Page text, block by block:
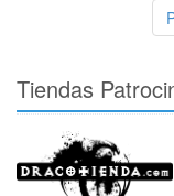
Tiendas